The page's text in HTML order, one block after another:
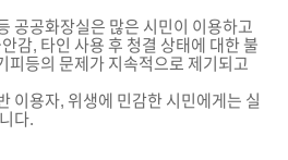
공공화장실은 많은 시민이 이용하고
감, 타인 사용 후 청결 상태에 대한 불
피등의 문제가 지속적으로 제기되고
이용자, 위생에 민감한 시민에게는 실
다.